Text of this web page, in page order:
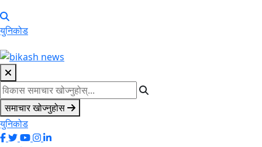
युनिकोड
समाचार खोज्नुहोस
युनिकोड